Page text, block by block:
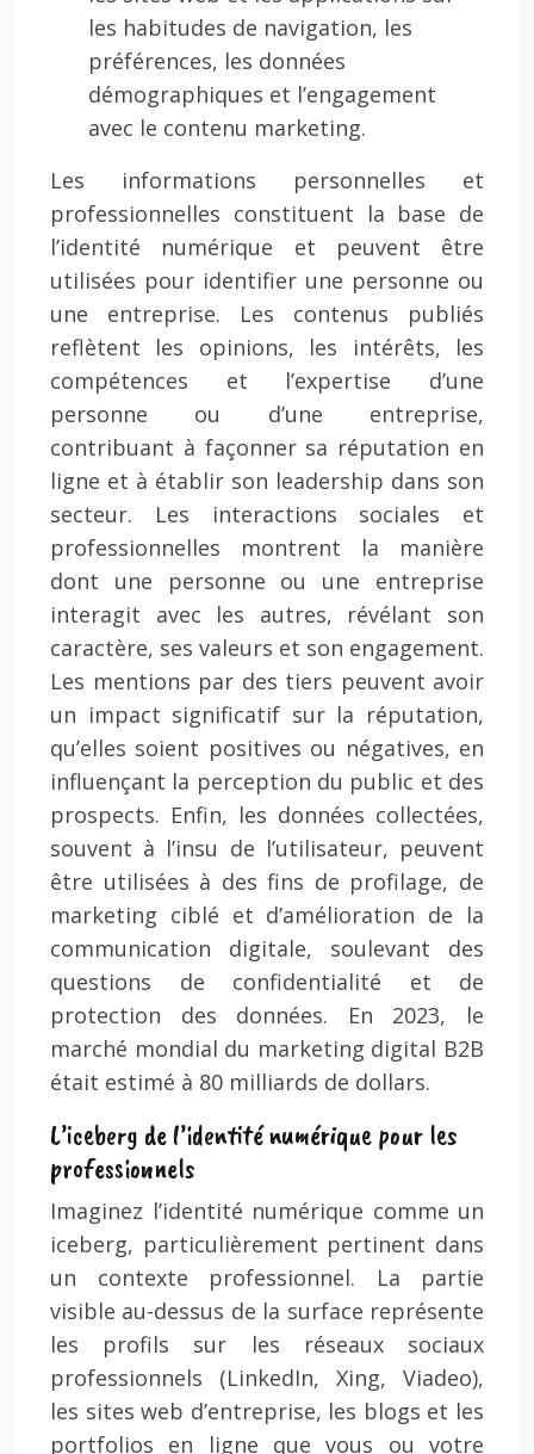
les habitudes de navigation, les
préférences, les données
démographiques et l’engagement
avec le contenu marketing.
Les informations personnelles et
professionnelles constituent la base de
l’identité numérique et peuvent être
utilisées pour identifier une personne ou
une entreprise. Les contenus publiés
reflètent les opinions, les intérêts, les
compétences et l’expertise d’une
personne ou d’une entreprise,
contribuant à façonner sa réputation en
ligne et à établir son leadership dans son
secteur. Les interactions sociales et
professionnelles montrent la manière
dont une personne ou une entreprise
interagit avec les autres, révélant son
caractère, ses valeurs et son engagement.
Les mentions par des tiers peuvent avoir
un impact significatif sur la réputation,
qu’elles soient positives ou négatives, en
influençant la perception du public et des
prospects. Enfin, les données collectées,
souvent à l’insu de l’utilisateur, peuvent
être utilisées à des fins de profilage, de
marketing ciblé et d’amélioration de la
communication digitale, soulevant des
questions de confidentialité et de
protection des données. En 2023, le
marché mondial du marketing digital B2B
était estimé à 80 milliards de dollars.
L’iceberg de l’identité numérique pour les
professionnels
Imaginez l’identité numérique comme un
iceberg, particulièrement pertinent dans
un contexte professionnel. La partie
visible au-dessus de la surface représente
les profils sur les réseaux sociaux
professionnels (LinkedIn, Xing, Viadeo),
les sites web d’entreprise, les blogs et les
portfolios en ligne que vous ou votre